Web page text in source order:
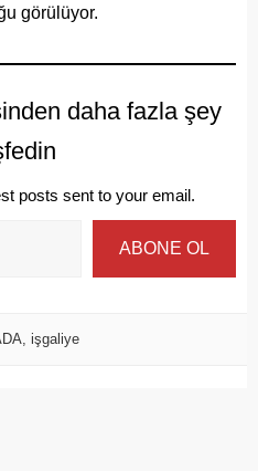
görülüyor.
daha fazla şey
posts sent to your email.
ABONE OL
, işgaliye